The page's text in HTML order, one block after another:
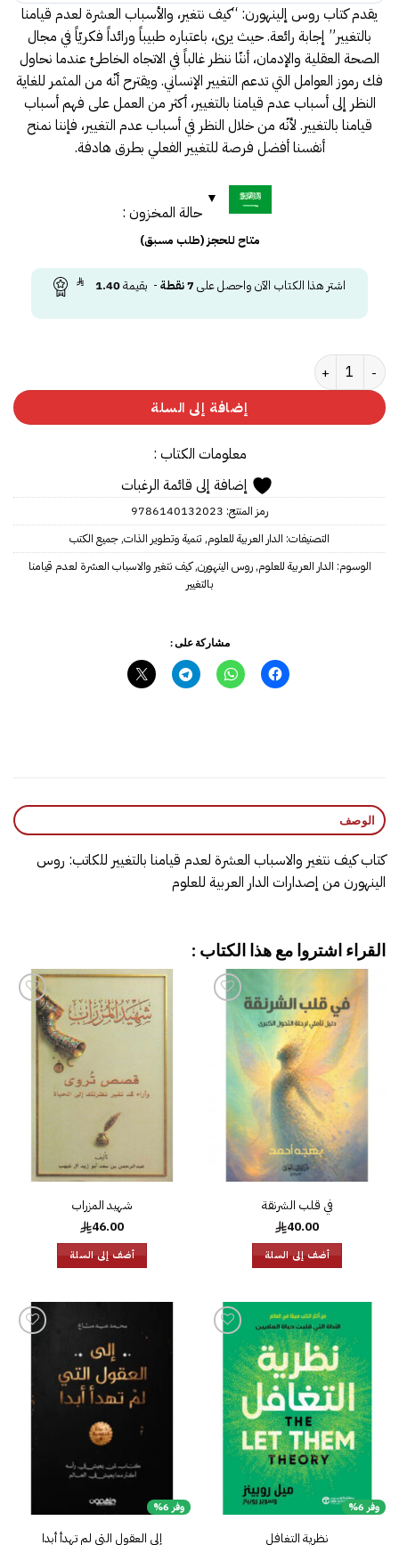
يقدم كتاب روس إلينهورن: “كيف نتغير، والأسباب العشرة لعدم قيامنا
بالتغيير” إجابة رائعة. حيث يرى، باعتباره طبيباً ورائداً فكريّاً في مجال
الصحة العقلية والإدمان، أننّا ننظر غالباً في الاتجاه الخاطئ عندما نحاول
فك رموز العوامل التي تدعم التغيير الإنساني. ويقترح أنّه من المثمر للغاية
النظر إلى أسباب عدم قيامنا بالتغيير، أكثر من العمل على فهم أسباب
قيامنا بالتغيير. لأنّه من خلال النظر في أسباب عدم التغيير، فإننا نمنح
أنفسنا أفضل فرصة للتغيير الفعلي بطرق هادفة.
حالة المخزون :
متاح للحجز (طلب مسبق)
اشتر هذا الكتاب الآن واحصل على 7نقطة- بقيمة1.40
كمية كيف نتغير والاسباب العشرة لعدم قيامنا بالتغيير‎
إضافة إلى السلة
معلومات الكتاب :
إضافة إلى قائمة الرغبات
رمز المنتج: 9786140132023
التصنيفات: الدار العربية للعلوم, تنمية وتطوير الذات,جميع الكتب
الوسوم: الدار العربية للعلوم,روس الينهورن,كيف نتغير والاسباب العشرة لعدم قيامنا
بالتغيير
مشاركة على :
الوصف
كتاب كيف نتغير والاسباب العشرة لعدم قيامنا بالتغيير‎ للكاتب: روس
الينهورن من إصدارات الدار العربية للعلوم
القراء اشتروا مع هذا الكتاب :
في قلب الشرنقة
40.00
أضف إلى السلة
إضافة
قائمة
شهيد المزراب
46.00
أضف إلى السلة
وفر 6%
إضافة
إلى
قائمة
الرغبات
نظرية التغافل
وفر 6%
إلى العقول التي لم تهدأ أبدا